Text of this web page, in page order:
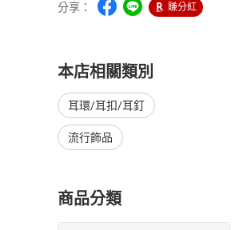
分享： 賺分紅
本店相關類別
耳環/耳扣/耳釘
流行飾品
商品分類